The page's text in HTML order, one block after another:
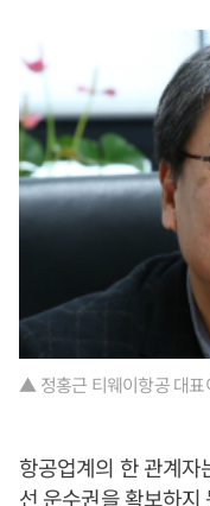
▲ 정홍근 티웨이항공 대표
항공업계의 한 관계
선 운수권을 확보하